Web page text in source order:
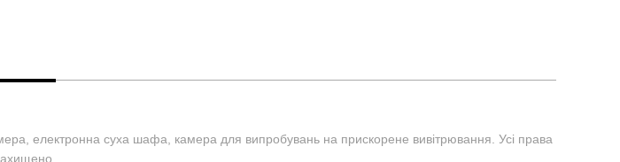
електронна суха шафа, камера для випробувань на прискорене вивітрювання. Усі права